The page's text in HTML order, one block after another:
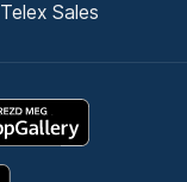
Telex Sales